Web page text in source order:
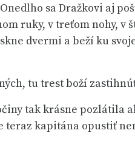
sa Dražkovi aj
ruky, v treťom nohy, v
dvermi a beží ku
tu trest boží
tak krásne pozlátila
teraz kapitána opustiť